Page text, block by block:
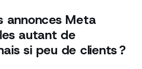
annonces Meta
autant de
si peu de clients ?